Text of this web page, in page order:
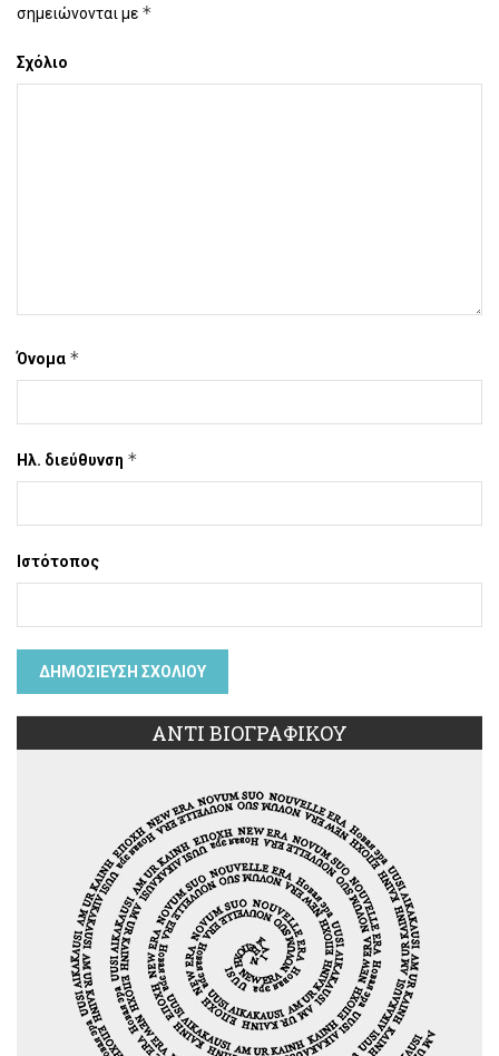
σημειώνονται με *
Σχόλιο
Όνομα *
Ηλ. διεύθυνση *
Ιστότοπος
ΑΝΤΙ ΒΙΟΓΡΑΦΙΚΟΥ